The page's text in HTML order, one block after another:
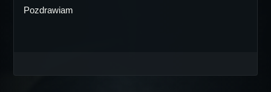
Pozdrawiam